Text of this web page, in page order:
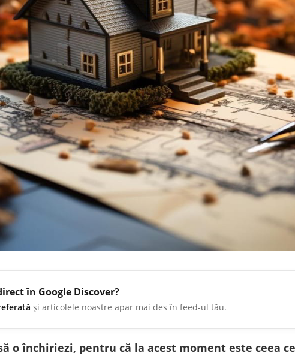
în Google Discover?
și articolele noastre apar mai des în feed-ul tău.
o închiriezi, pentru că la acest moment este ceea